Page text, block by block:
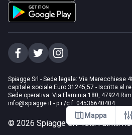
Mappa
Spiagge Srl - Sede legale: Via Marecchiese
capitale sociale Euro 31245,57 - Iscritta al
Sede operativa: Via Flaminia 180, 47924
info@spiagge.it - p.i./c.f. 04536640404
© 2026 Spiagge Srl. Tutti i diritti